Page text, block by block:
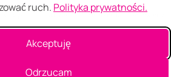
ruch. Polityka prywatności.
Akceptuję
Odrzucam
Panel klienta